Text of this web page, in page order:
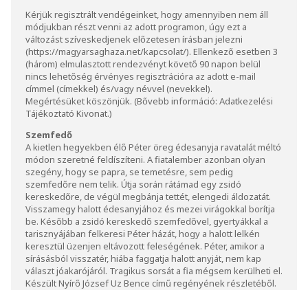
Kérjük regisztrált vendégeinket, hogy amennyiben nem áll
módjukban részt venni az adott programon, úgy ezt a
változást szíveskedjenek előzetesen írásban jelezni
(https://magyarsaghaza.net/kapcsolat/). Ellenkező esetben 3
(három) elmulasztott rendezvényt követő 90 napon belül
nincs lehetőség érvényes regisztrációra az adott e-mail
címmel (címekkel) és/vagy névvel (nevekkel).
Megértésüket köszönjük. (Bővebb információ: Adatkezelési
Tájékoztató Kivonat.)
Szemfedő
A kietlen hegyekben élő Péter öreg édesanyja ravatalát méltó
módon szeretné feldíszíteni. A fiatalember azonban olyan
szegény, hogy se papra, se temetésre, sem pedig
szemfedőre nem telik. Útja során rátámad egy zsidó
kereskedőre, de végül megbánja tettét, elengedi áldozatát.
Visszamegy halott édesanyjához és mezei virágokkal borítja
be. Később a zsidó kereskedő szemfedővel, gyertyákkal a
tarisznyájában felkeresi Péter házát, hogy a halott lelkén
keresztül üzenjen eltávozott feleségének. Péter, amikor a
sírásásból visszatér, hiába faggatja halott anyját, nem kap
választ jóakarójáról. Tragikus sorsát a fia mégsem kerülheti el.
Készült Nyírő József Uz Bence című regényének részletéből.